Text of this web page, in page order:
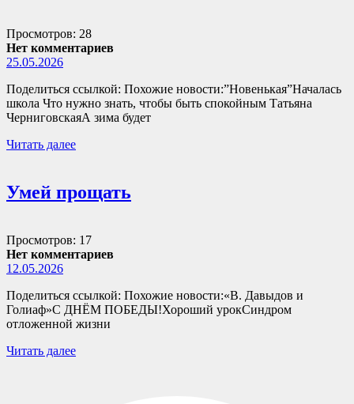
Просмотров: 28
Нет комментариев
25.05.2026
Поделиться ссылкой: Похожие новости:”Новенькая”Началась
школа Что нужно знать, чтобы быть спокойным Татьяна
ЧерниговскаяА зима будет
Читать далее
Умей прощать
Просмотров: 17
Нет комментариев
12.05.2026
Поделиться ссылкой: Похожие новости:«В. Давыдов и
Голиаф»С ДНЁМ ПОБЕДЫ!Хороший урокСиндром
отложенной жизни
Читать далее